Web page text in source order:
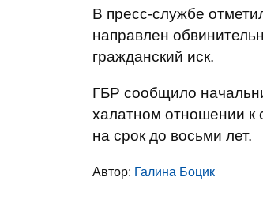
В пресс-службе
направлен
гражданский иск.
ГБР сообщило
халатном отношении к
на срок до восьми лет.
Автор: Галина Боцик